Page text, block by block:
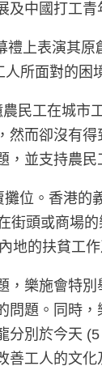
中國打工青
禮上表演其原
所面對的
民工在城
而卻沒有
並支持農
位。香港
街頭或商場
地的扶貧工
，樂施會特別
問題。同時，
別於今天
工人的文